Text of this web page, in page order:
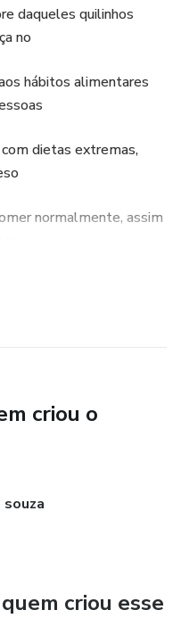
daqueles quilinhos
no
hábitos alimentares
dietas extremas,
normalmente, assim
criou o
criou esse